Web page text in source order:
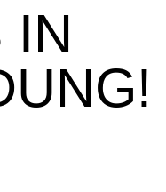
IN